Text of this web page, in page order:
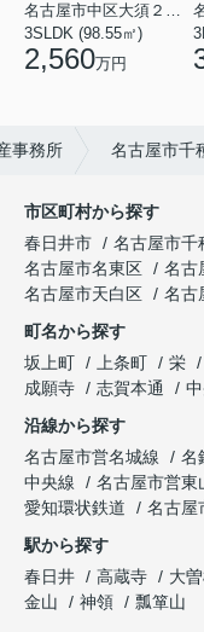
名古屋市中区大須２丁目
3SLDK (98.55㎡)
2,560万円
事務所 名古屋市千
市区町村から探す
春日井市
名古屋市千
名古屋市名東区
名古
名古屋市天白区
名古
町名から探す
坂上町
上条町 栄
成願寺
志賀本通
沿線から探す
名古屋市営名城線
名
中央線
名古屋市営東
愛知環状鉄道
名古屋
駅から探す
春日井
高蔵寺 大
金山
神領 瓢箪山